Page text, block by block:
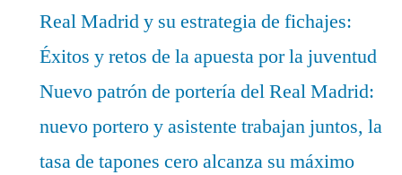
Real Madrid y su estrategia de fichajes:
Éxitos y retos de la apuesta por la juventud
Nuevo patrón de portería del Real Madrid:
nuevo portero y asistente trabajan juntos, la
tasa de tapones cero alcanza su máximo